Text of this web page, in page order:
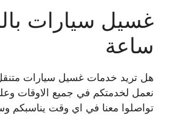
ساعة
نعمل لخدمتكم في جميع الاوقات
تواصلوا معنا في اي وقت يناسبكم